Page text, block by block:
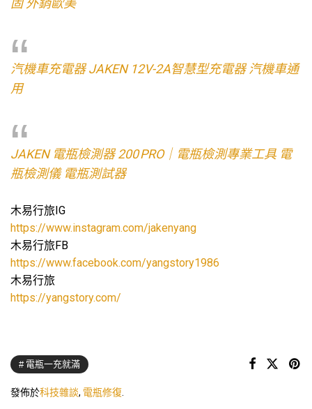
固 外銷歐美
汽機車充電器 JAKEN 12V-2A智慧型充電器 汽機車通
用
JAKEN 電瓶檢測器 200 PRO｜電瓶檢測專業工具 電
瓶檢測儀 電瓶測試器
木易行旅IG
https://www.instagram.com/jakenyang
木易行旅FB
https://www.facebook.com/yangstory1986
木易行旅
https://yangstory.com/
電瓶一充就滿
發佈於科技雜談, 電瓶修復